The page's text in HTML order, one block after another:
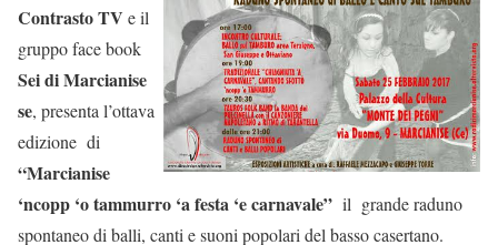
Contrasto TV e il
gruppo face book
Sei di Marcianise
se, presenta l’ottava
edizione di
“Marcianise
‘ncopp ‘o tammurro ‘a festa ‘e carnavale” il grande raduno
spontaneo di balli, canti e suoni popolari del basso casertano.